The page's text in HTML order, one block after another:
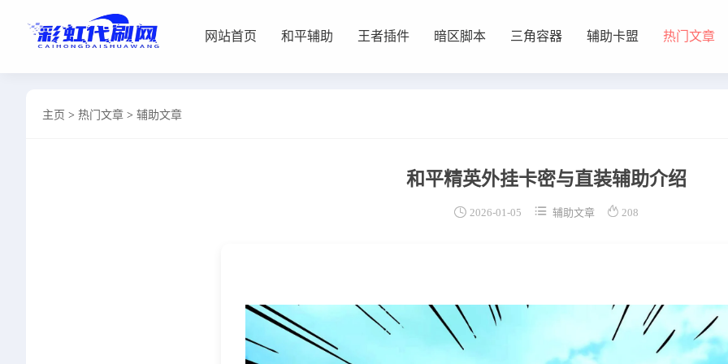
网站首页 和平辅助 王者插件 暗区脚本 三角容器 辅助卡盟 热门文章
网站首页
主页 > 热门文章 > 辅助文章
和平精英外挂卡密与直装辅助介绍
 2026-01-05  辅助文章  208